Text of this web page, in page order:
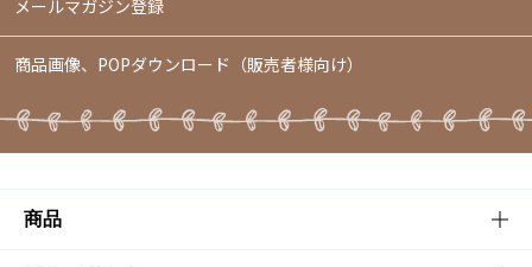
メールマガジン登録
商品画像、POPダウンロード（販売者様向け）
商品